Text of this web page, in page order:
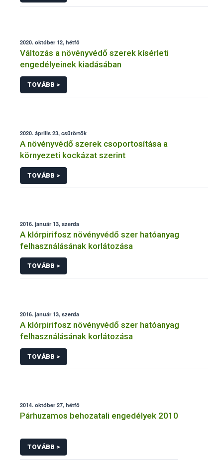
2020. október 12, hétfő
Változás a növényvédő szerek kísérleti
engedélyeinek kiadásában
TOVÁBB >
2020. április 23, csütörtök
A növényvédő szerek csoportosítása a
környezeti kockázat szerint
TOVÁBB >
2016. január 13, szerda
A klórpirifosz növényvédő szer hatóanyag
felhasználásának korlátozása
TOVÁBB >
2016. január 13, szerda
A klórpirifosz növényvédő szer hatóanyag
felhasználásának korlátozása
TOVÁBB >
2014. október 27, hétfő
Párhuzamos behozatali engedélyek 2010
TOVÁBB >